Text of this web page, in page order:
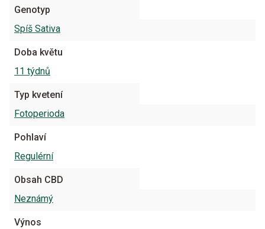
Genotyp
Spíš Sativa
Doba květu
11 týdnů
Typ kvetení
Fotoperioda
Pohlaví
Regulérní
Obsah CBD
Neznámý
Výnos